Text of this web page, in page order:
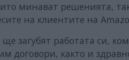
минават решенията,
на клиентите на
загубят работата си,
договори, както и